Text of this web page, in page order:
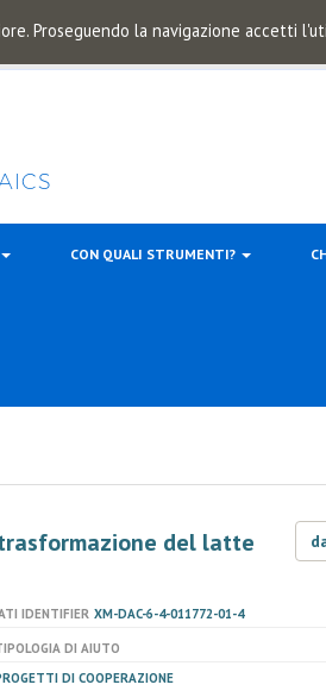
Proseguendo la navigazione accetti
CON QUALI STRUMENTI?
del latte
IDENTIFIER XM-DAC-6-4-011772-01-4
DI AIUTO
DI COOPERAZIONE